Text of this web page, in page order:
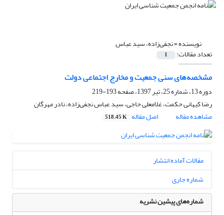
نویسنده =نجفی‌زاده، سید عباس
تعداد مقالات: 1
مشخصه‌های سنی جمعیت و مخارج اجتماعی دولت
دوره 13، شماره 25، تیر 1397، صفحه
193-219
رضا کیهانی حکمت، غلامعلی حاجی، سید عباس نجفی‌زاده، نادر مهرگان
مشاهده مقاله
اصل مقاله 518.45 K
مقالات آماده انتشار
شماره جاری
شماره‌های پیشین نشریه